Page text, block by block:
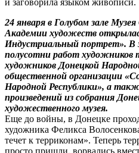
24 января в Голубом зале
Академии художеств
Индустриальный портрет». В
полусотни работ художников
художников Донецкой
общественной организации
Народной Республики», а
произведений из собрания
художественного музея.
Еще до войны, в Донецке
художника Феликса
течет к терриконам». Теперь
просто пришли, ворвались